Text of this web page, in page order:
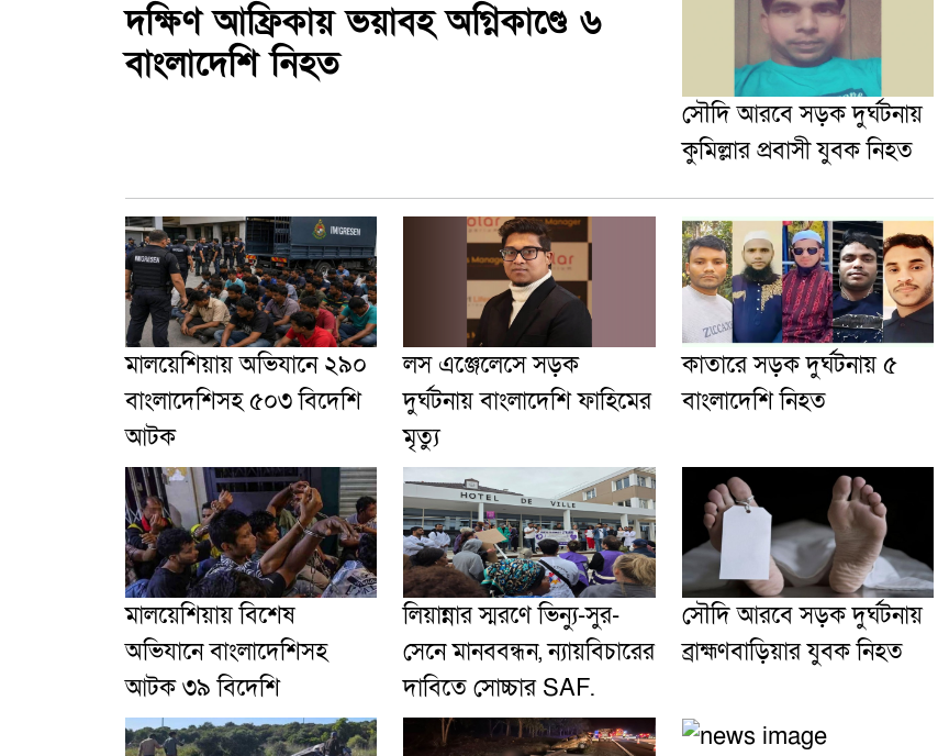
দক্ষিণ আফ্রিকায় ভয়াবহ অগ্নিকাণ্ডে ৬
বাংলাদেশি নিহত
সৌদি আরবে সড়ক দুর্ঘটনায়
কুমিল্লার প্রবাসী যুবক নিহত
মালয়েশিয়ায় অভিযানে ২৯০
বাংলাদেশিসহ ৫০৩ বিদেশি
আটক
লস এঞ্জেলেসে সড়ক
দুর্ঘটনায় বাংলাদেশি ফাহিমের
মৃত্যু
কাতারে সড়ক দুর্ঘটনায় ৫
বাংলাদেশি নিহত
মালয়েশিয়ায় বিশেষ
অভিযানে বাংলাদেশিসহ
আটক ৩৯ বিদেশি
লিয়ান্নার স্মরণে ভিন্যু-সুর-
সেনে মানববন্ধন, ন্যায়বিচারের
দাবিতে সোচ্চার SAF.
সৌদি আরবে সড়ক দুর্ঘটনায়
ব্রাহ্মণবাড়িয়ার যুবক নিহত